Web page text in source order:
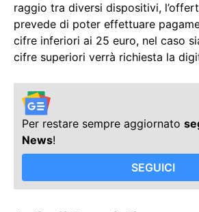
raggio tra diversi dispositivi,
prevede di poter effettuare
cifre inferiori ai 25 euro, nel caso
cifre superiori verrà richiesta la
Per restare sempre aggiornato
News!
SEGUICI